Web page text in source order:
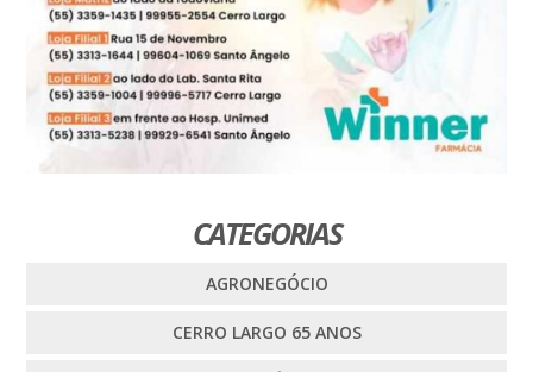
CATEGORIAS
AGRONEGÓCIO
CERRO LARGO 65 ANOS